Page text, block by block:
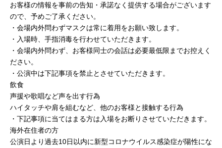
お客様の情報を事前の告知・承諾なく提供する場合がございます
ので、予めご了承ください。
・会場内外問わずマスクは常に着用をお願い致します。
・入場時、手指消毒を行わせていただきます。
・会場内外問わず、お客様同士の会話は必要最低限までお控えく
ださい。
・公演中は下記事項を禁止とさせていただきます。
飲食
声援や歌唱など声を出す行為
ハイタッチや肩を組むなど、他のお客様と接触する行為
・下記事項に当てはまる方は入場をお断りさせていただきます。
海外在住者の方
公演日より過去10日以内に新型コロナウイルス感染症が陽性にな